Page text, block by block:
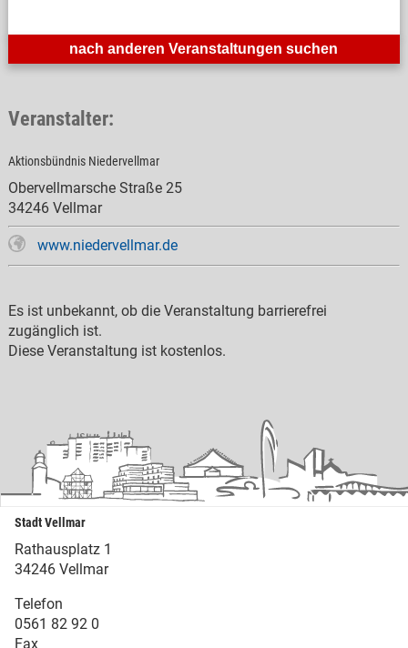
nach anderen Veranstaltungen suchen
Veranstalter:
Aktionsbündnis Niedervellmar
Obervellmarsche Straße 25
34246 Vellmar
www.niedervellmar.de
Es ist unbekannt, ob die Veranstaltung barrierefrei
zugänglich ist.
Diese Veranstaltung ist kostenlos.
Stadt Vellmar
Rathausplatz 1
34246 Vellmar
Telefon
0561 82 92 0
Fax